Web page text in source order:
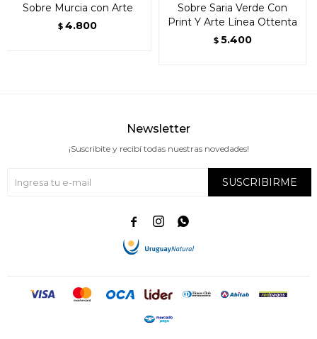
Sobre Murcia con Arte
$ 4.800
Sobre Saria Verde Con
Print Y Arte Línea Ottenta
$ 5.400
Newsletter
¡Suscribite y recibí todas nuestras novedades!
SUSCRIBIRME
  